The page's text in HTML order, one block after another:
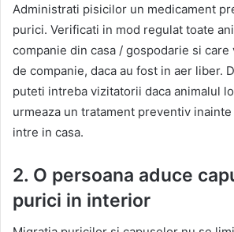
Administrati pisicilor un medicament
purici. Verificati in mod regulat toate
companie din casa / gospodarie si care
de companie, daca au fost in aer liber.
puteti intreba vizitatorii daca animalul
urmeaza un tratament preventiv
intre in casa.
2. O persoana aduce
purici in interior